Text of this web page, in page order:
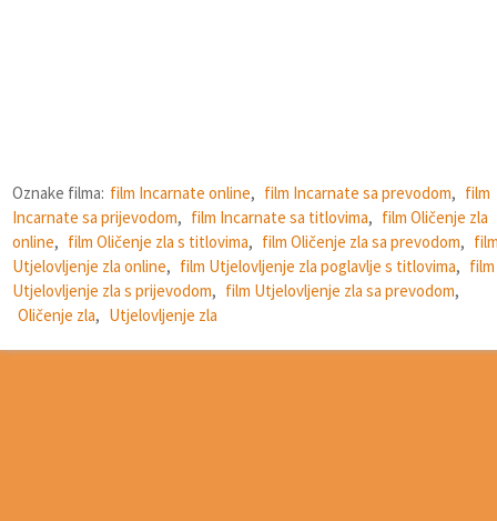
Oznake filma: film Incarnate online, film Incarnate sa prevodom, film
Incarnate sa prijevodom, film Incarnate sa titlovima, film Oličenje zla
online, film Oličenje zla s titlovima, film Oličenje zla sa prevodom,
Utjelovljenje zla online, film Utjelovljenje zla poglavlje s titlovima, film
Utjelovljenje zla s prijevodom, film Utjelovljenje zla sa prevodom,
Oličenje zla, Utjelovljenje zla